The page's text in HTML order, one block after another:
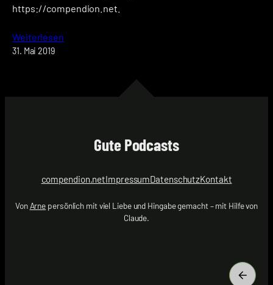
https://compendion.net.
Weiterlesen
31. Mai 2019
Gute Podcasts
compendion.netImpressumDatenschutzKontakt
Von Arne persönlich mit viel Liebe und Hingabe gemacht – mit Hilfe von
Claude.